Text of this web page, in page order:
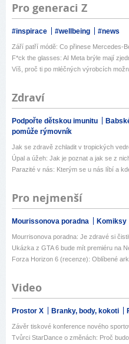
Pro generaci Z
#inspirace #wellbeing #news
Září patří módě: Co přinese Mercedes-
F*ck the glasses: AI Meta brýle mají
Víš, proč ti po mléčných výrobcích
Zdraví
Podpořte dětskou imunitu
pomůže rýmovník
Jak se zdravě zchladit v tropických
Úpal a úžeh: Jak je poznat a jak se z
Parazité v nás: Kterým se u nás líbí a
Pro nejmenší
Mourissonova poradna Komiksy
Mourrisonova poradna: Je zdravé si
Ukázka z GTA 6 bude mít premiéru na
Forza Horizon 6 (recenze): Oblíbené
Video
Prostor X Branky, body, kokoti
Závěr tiskové konference nového
Tvůrci StarDance o změnách: Proč